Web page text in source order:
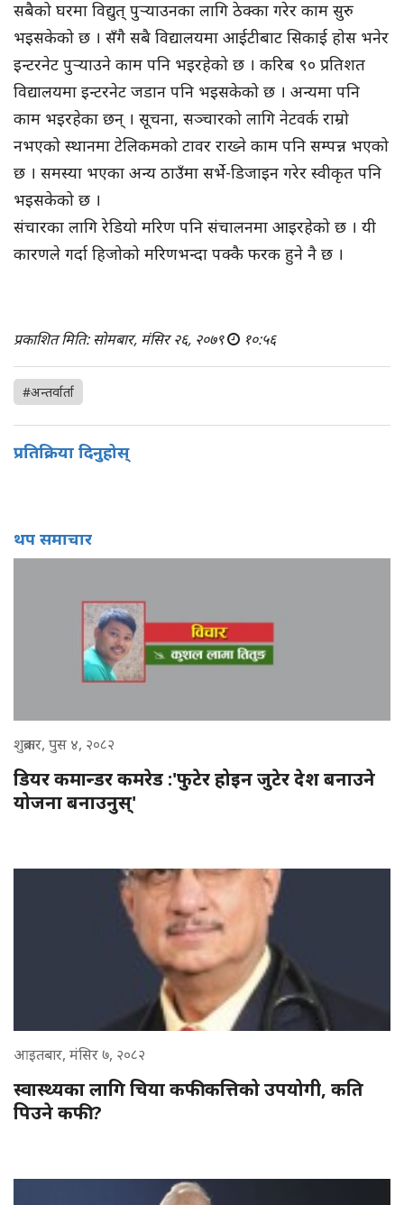
सबैको घरमा विद्युत् पुर्‍याउनका लागि ठेक्का गरेर काम सुरु
भइसकेको छ । सँगै सबै विद्यालयमा आईटीबाट सिकाई होस भनेर
इन्टरनेट पुर्‍याउने काम पनि भइरहेको छ । करिब ९० प्रतिशत
विद्यालयमा इन्टरनेट जडान पनि भइसकेको छ । अन्यमा पनि
काम भइरहेका छन् । सूचना, सञ्चारको लागि नेटवर्क राम्रो
नभएको स्थानमा टेलिकमको टावर राख्ने काम पनि सम्पन्न भएको
छ । समस्या भएका अन्य ठाउँमा सर्भे-डिजाइन गरेर स्वीकृत पनि
भइसकेको छ ।
संचारका लागि रेडियो मरिण पनि संचालनमा आइरहेको छ । यी
कारणले गर्दा हिजोको मरिणभन्दा पक्कै फरक हुने नै छ ।
प्रकाशित मिति: सोमबार, मंसिर २६, २०७९ १०:५६
#अन्तर्वार्ता
प्रतिक्रिया दिनुहोस्
थप समाचार
शुक्रबार, पुस ४, २०८२
डियर कमान्डर कमरेड :'फुटेर होइन जुटेर देश बनाउने
योजना बनाउनुस्'
आइतबार, मंसिर ७, २०८२
स्वास्थ्यका लागि चिया कफी कत्तिको उपयोगी, कति
पिउने कफी ?